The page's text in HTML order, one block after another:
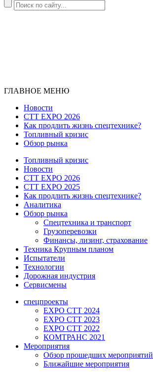
ГЛАВНОЕ МЕНЮ
Новости
CTT EXPO 2026
Как продлить жизнь спецтехнике?
Топливный кризис
Обзор рынка
Топливный кризис
Новости
CTT EXPO 2026
CTT EXPO 2025
Как продлить жизнь спецтехнике?
Аналитика
Обзор рынка
Спецтехника и транспорт
Грузоперевозки
Финансы, лизинг, страхование
Техника Крупным планом
Испытатели
Технологии
Дорожная индустрия
Сервисмены
спецпроекты
EXPO CTT 2024
EXPO CTT 2023
EXPO CTT 2022
КОМТРАНС 2021
Мероприятия
Обзор прошедших мероприятий
Ближайшие мероприятия